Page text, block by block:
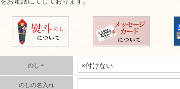
のし
(
必
のしの名入れ